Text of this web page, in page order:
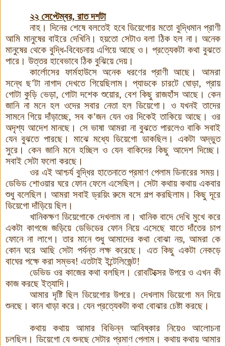
২২ সেপ্টেম্বর, রাত দশটা
নাহ। দিনের শেষে বলতেই হবে ডিয়েগোর মতো বুদ্ধিমান প্রাণী
আমি মানুষের বাইরে দেখিনি। হয়তো সেটাও বলা ঠিক হল না। অনেক
মানুষের থেকে বুদ্ধি-বিবেচনায় এগিয়ে আছে ও ।প্রত্যেকটা কথা বুঝতে
পারে। উত্তর হাবেভাবে ঠিক বুঝিয়ে দেয়।
কার্লোসের ফার্মহাউসে অনেক ধরণের প্রাণী আছে। আমরা
সন্ধে ছ’টা নাগাদ দেখতে গিয়েছিলাম। প্যাডকে চারটে ঘোড়া, প্রায়
গোটা কুড়ি ভেড়া, গোটা দশেক শুয়োর, বেশ কিছু রাজহাঁস আছে। কেন
জানি না মনে হল ওদের সবার নেতা হল ডিয়েগো। ও যখনই তাদের
সামনে গিয়ে দাঁড়াচ্ছে, সব ক’জন যেন ওর দিকেই তাকিয়ে আছে। ওর
অদৃশ্য আদেশ মানছে। সে ভাষা আমরা না বুঝতে পারলেও বাকি সবাই
যেন বুঝতে পারছে। মাঝে মধ্যে ডিয়েগো ডাকছিল। একটা অদ্ভুত
সুরে। কেন জানি মনে হচ্ছিল ও যেন বাকিদের কিছু আদেশ দিচ্ছে।
সবাই সেটা ফলো করছে।
ওর এই আশ্চর্য বুদ্ধির হাতেনাতে প্রমাণ পেলাম ডিনারের সময়।
ডেভিড শোওয়ার ঘরে ফোন ফেলে এসেছিল। সেটা কথায় কথায় একবার
শুধু বলেছিল। আমরা সবাই ড্রয়িং রুমে বসে গল্প করছিলাম ।কিছু দূরে
ডিয়েগো দাঁড়িয়ে ছিল।
খানিকক্ষণ ডিয়েগোকে দেখলাম না। খানিক বাদে দেখি মুখে করে
একটা কাগজে জড়িয়ে ডেভিডের ফোন নিয়ে এসেছে যাতে দাঁতের চাপ
ফোনে না লাগে। তার মানে শুধু আমাদের কথা বোঝা নয়, আমরা কে
কোন ঘরে আছি সেটা পর্যন্ত লক্ষ করেছে। এত কিছু একটা নেকড়ে
বাঘের পক্ষে করা সম্ভব! এতটাই ইন্টেলিজেন্ট!
ডেভিড ওর কাজের কথা বলছিল। রোবটিক্সের উপরে ও এখন কী
কাজ করছে ইত্যাদি।
আমার দৃষ্টি ছিল ডিয়েগোর উপরে। দেখলাম ডিয়েগো মন দিয়ে
শুনছে । কান খাড়া করে। যেন প্রত্যেকটা কথা বোঝার চেষ্টা করছে।
কথায় কথায় আমার বিভিন্ন আবিষ্কার নিয়েও আলোচনা
চলছিল। ডিয়েগো যে শুনছে সেটার প্রমাণ পেলাম। কথায় কথায় আমার